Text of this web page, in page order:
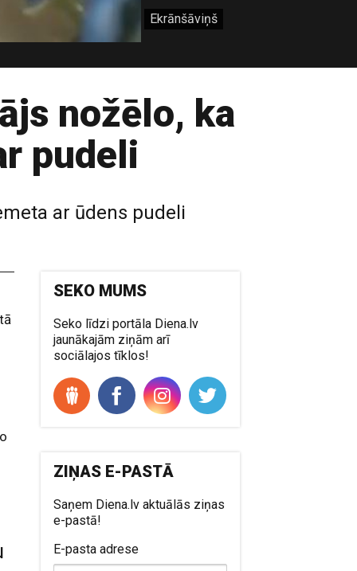
Ekrānšāviņš
nožēlo, ka
pudeli
ar ūdens pudeli
SEKO MUMS
Seko līdzi portāla Diena.lv
jaunākajām ziņām arī
sociālajos tīklos!
ZIŅAS E-PASTĀ
Saņem Diena.lv aktuālās ziņas
e-pastā!
E-pasta adrese